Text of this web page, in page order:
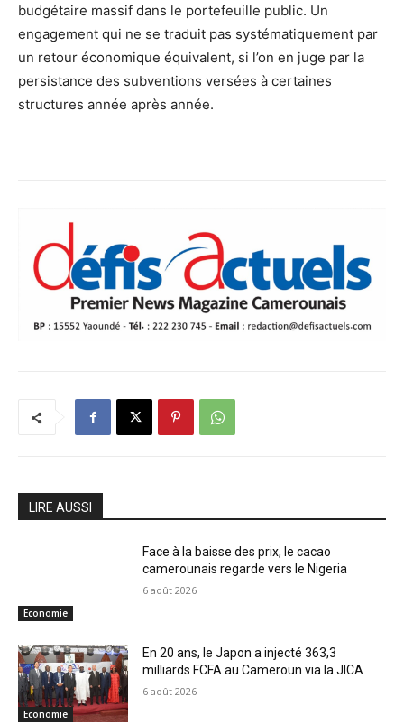
budgétaire massif dans le portefeuille public. Un
engagement qui ne se traduit pas systématiquement par
un retour économique équivalent, si l’on en juge par la
persistance des subventions versées à certaines
structures année après année.
LIRE AUSSI
Economie
Face à la baisse des prix, le cacao
camerounais regarde vers le Nigeria
6 août 2026
Economie
En 20 ans, le Japon a injecté 363,3
milliards FCFA au Cameroun via la JICA
6 août 2026